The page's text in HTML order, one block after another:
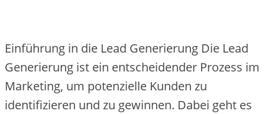
Einführung in die Lead Generierung Die Lead
Generierung ist ein entscheidender Prozess im
Marketing, um potenzielle Kunden zu
identifizieren und zu gewinnen. Dabei geht es